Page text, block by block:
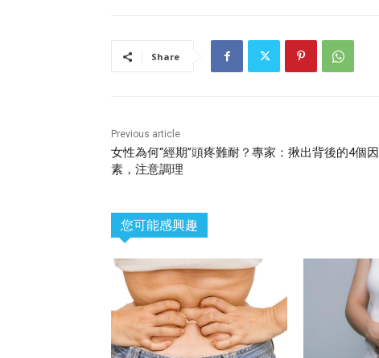
Share
Previous article
女性為何“經期”頭疼難耐？專家：揪出背後的4個因
素，注意調理
您可能感興趣